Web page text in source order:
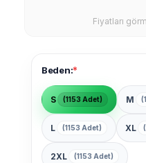
Fiyatları
Beden:*
S (1153 Adet) M
L (1153 Adet) XL
2XL (1153 Adet)